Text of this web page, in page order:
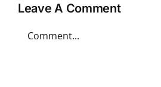
Leave A Comment